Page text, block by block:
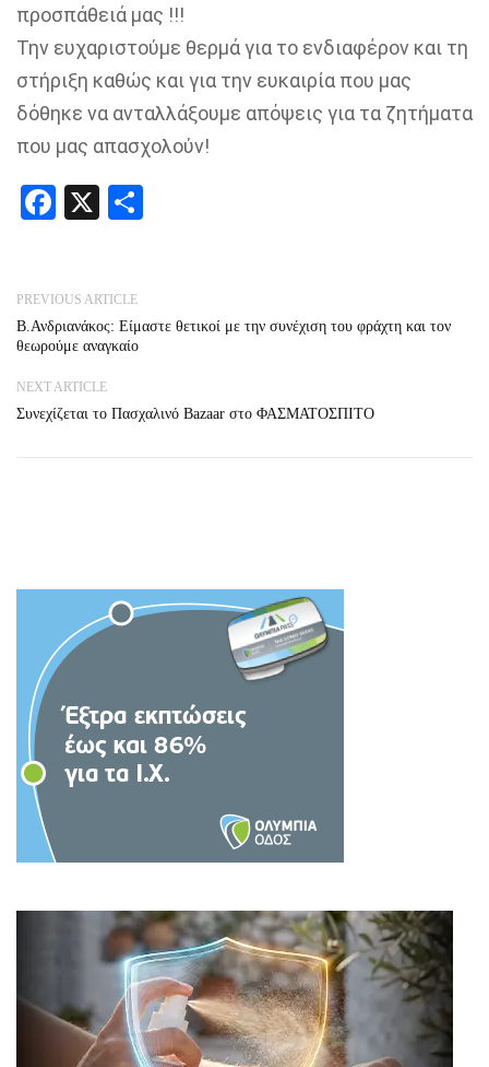
προσπάθειά μας !!!
Την ευχαριστούμε θερμά για το ενδιαφέρον και τη
στήριξη καθώς και για την ευκαιρία που μας
δόθηκε να ανταλλάξουμε απόψεις για τα ζητήματα
που μας απασχολούν!
Facebook
X
PREVIOUS ARTICLE
Β.Ανδριανάκος: Είμαστε θετικοί με την συνέχιση του φράχτη και τον
θεωρούμε αναγκαίο
NEXT ARTICLE
Συνεχίζεται το Πασχαλινό Bazaar στο ΦΑΣΜΑΤΟΣΠΙΤΟ